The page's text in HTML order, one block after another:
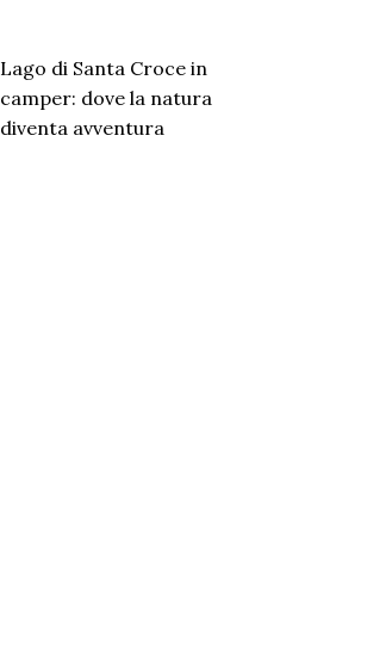
Lago di Santa Croce in
camper: dove la natura
diventa avventura